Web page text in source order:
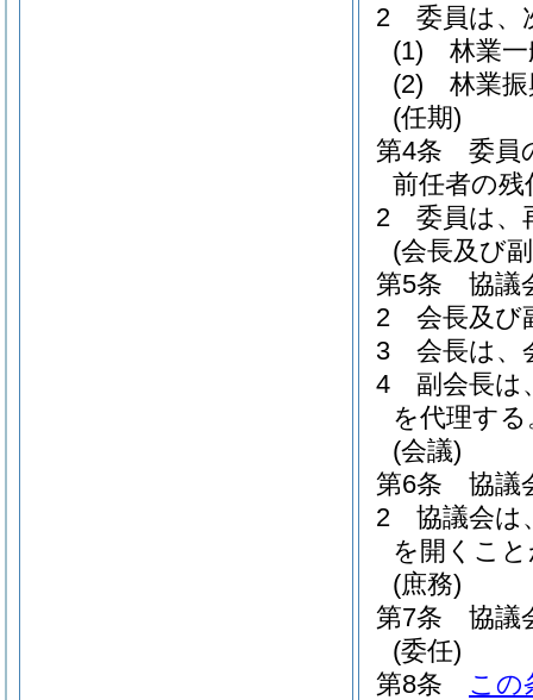
2
委員は、
(1)
林業
(2)
林業
(任期)
第4条
委員
前任者の
2
委員は、
(会長及び
第5条
協議
2
会長及び
3
会長は、
4
副会長は
を代理する
(会議)
第6条
協議
2
協議会は
を開くこ
(庶務)
第7条
協議
(委任)
第8条
この